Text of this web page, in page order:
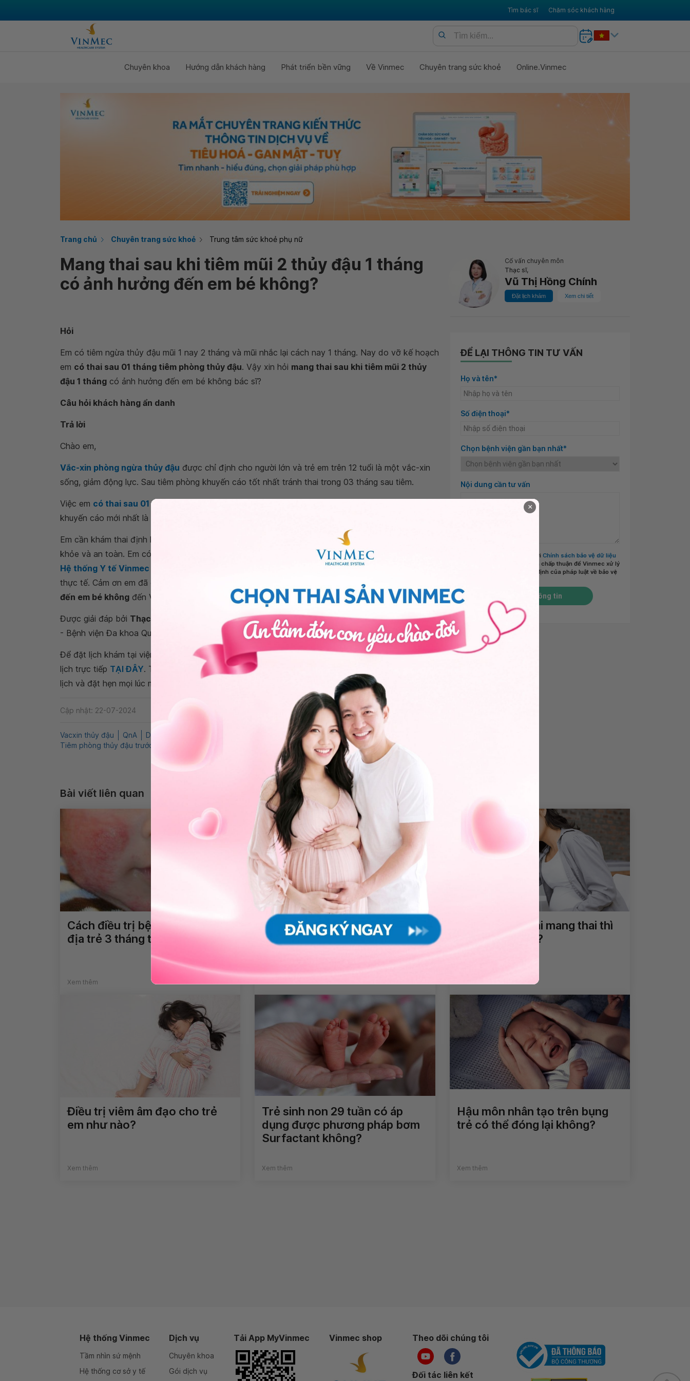
Tìm bác sĩ Chăm sóc khách hàng
Chuyên khoa Hướng dẫn khách hàng Phát triển bền vững Về Vinmec Chuyên trang sức khoẻ Online.Vinmec
Trang chủ Chuyên trang sức khoẻ Trung tâm sức khoẻ phụ nữ
Mang thai sau khi tiêm mũi 2 thủy đậu 1 tháng
có ảnh hưởng đến em bé không?
Cố vấn chuyên môn
Thạc sĩ,
Vũ Thị Hồng Chính
Đặt lịch khám Xem chi tiết
Hỏi‌
Em có tiêm ngừa thủy đậu mũi 1 nay 2 tháng và mũi nhắc lại cách nay 1 tháng. Nay do vỡ kế hoạch
em có thai sau 01 tháng tiêm phòng thủy đậu. Vậy xin hỏi mang thai sau khi tiêm mũi 2 thủy
đậu 1 tháng có ảnh hưởng đến em bé không bác sĩ?
Câu hỏi khách hàng ẩn danh
Trả lời
Chào em,
Vắc-xin phòng ngừa thủy đậu được chỉ định cho người lớn và trẻ em trên 12 tuổi là một vắc-xin
sống, giảm động lực. Sau tiêm phòng khuyến cáo tốt nhất tránh thai trong 03 tháng sau tiêm.
Việc em có thai sau 01 tháng tiêm phòng thủy đậu
khuyến cáo mới nhất là sau tiêm 28 ngày là có thể mang thai.
Em cần khám thai định kỳ và siêu âm để đánh giá sự phát triển của thai. Chúc em một thai kỳ mạnh
khỏe và an toàn. Em có thể đi khám tại các cơ sở Y tế uy tín tại các bệnh viện thuộc
Hệ thống Y tế Vinmec để được bác sĩ chuyên môn kiểm tra và giải đáp cụ thể dựa trên tình trạng
thực tế. Cảm ơn em đã gửi câu hỏi
mang thai sau khi tiêm mũi 2 thủy đậu 1 tháng có ảnh hưởng
đến em bé không đến Vinmec.
Được giải đáp bởi Thạc sĩ, Bác sĩ Vũ Thị Hồng Chính- Bác sĩ Sản phụ khoa - Trung tâm Phụ sản
- Bệnh viện Đa khoa Quốc tế Vinmec Times City.
Để đặt lịch khám tại viện, Quý khách vui lòng bấm sốHOTLINE , đặt muaGÓI DỊCH VỤhoặc đặt
lịch trực tiếp TẠI ĐÂY. Tải và đặt lịch khám tự động trên ứng dụng My Vinmec để quản lý, theo dõi
lịch và đặt hẹn mọi lúc mọi nơi ngay trên ứng dụng.
Cập nhật: 22-07-2024 Chia sẻ
Vacxin thủy đậu QnA Dị tật thai nhi Mang thai sau khi tiêm thủy đậu 1
Sản khoa
Tiêm phòng thủy đậu trước mang thai
ĐỂ LẠI THÔNG TIN TƯ VẤN
Họ và tên*
Số điện thoại*
Chọn bệnh viện gần bạn nhất*
Nội dung cần tư vấn
Tôi đã đọc và đồng ý với Chính sách bảo vệ dữ liệu
và chấp thuận để Vinmec xử lý
DLCN của tôi theo quy định của pháp luật về bảo vệ
Gửi thông tin
Bài viết liên quan
Cách điều trị bệnh viêm da cơ
địa trẻ 3 tháng tuổi
Xem thêm
Loạn sản sụn xương: Nguyên
nhân, triệu chứng, chẩn đoán
Xem thêm
U xơ tử cung khi mang thai thì
điều trị thế nào?
Xem thêm
Điều trị viêm âm đạo cho trẻ
em như nào?
Xem thêm
Trẻ sinh non 29 tuần có áp
dụng được phương pháp bơm
Surfactant không?
Xem thêm
Hậu môn nhân tạo trên bụng
trẻ có thể đóng lại không?
Xem thêm
Hệ thống Vinmec
Tầm nhìn sứ mệnh
Hệ thống cơ sở y tế
Dịch vụ
Chuyên khoa
Gói dịch vụ
Tải App MyVinmec Vinmec shop Theo dõi chúng tôi
Đối tác liên kết
×